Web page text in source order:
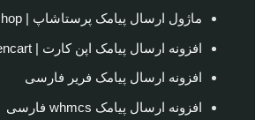
ماژول ارسال پیامک پرستاشاپ | prestashop
افزونه ارسال پیامک اپن کارت | opencart
افزونه ارسال پیامک فریر فارسی
افزونه ارسال پیامک whmcs فارسی